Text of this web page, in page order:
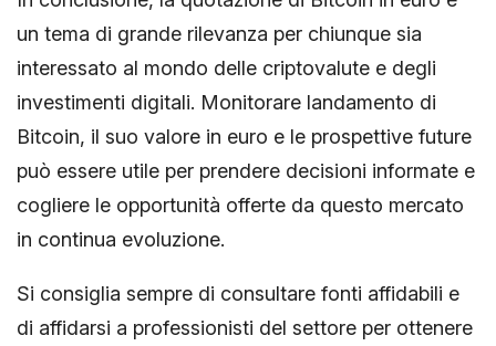
un tema di grande rilevanza per chiunque sia
interessato al mondo delle criptovalute e degli
investimenti digitali. Monitorare landamento di
Bitcoin, il suo valore in euro e le prospettive future
può essere utile per prendere decisioni informate e
cogliere le opportunità offerte da questo mercato
in continua evoluzione.
Si consiglia sempre di consultare fonti affidabili e
di affidarsi a professionisti del settore per ottenere